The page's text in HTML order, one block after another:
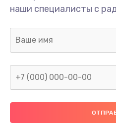
наши специалисты с